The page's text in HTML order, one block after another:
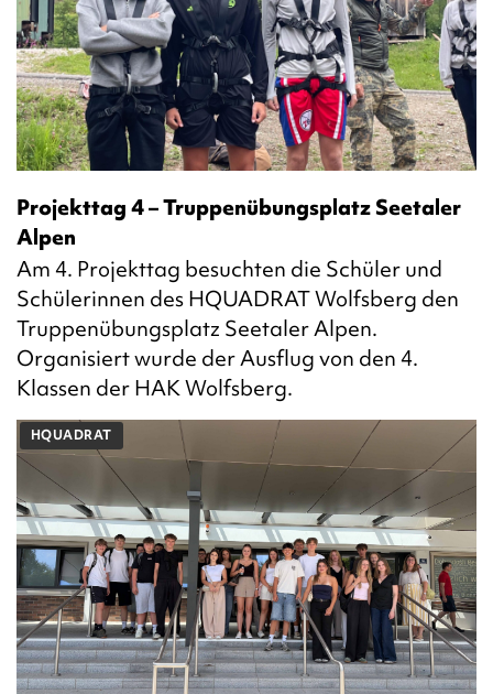
Projekttag 4 – Truppenübungsplatz Seetaler
Alpen
Am 4. Projekttag besuchten die Schüler und
Schülerinnen des HQUADRAT Wolfsberg den
Truppenübungsplatz Seetaler Alpen.
Organisiert wurde der Ausflug von den 4.
Klassen der HAK Wolfsberg.
HQUADRAT